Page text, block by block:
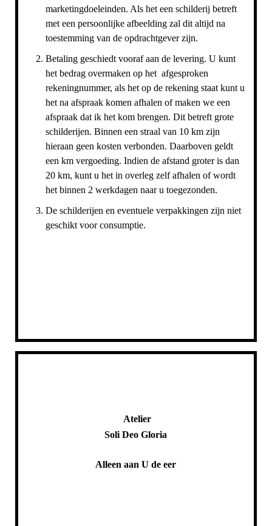
marketingdoeleinden. Als het een schilderij betreft
met een persoonlijke afbeelding zal dit altijd na
toestemming van de opdrachtgever zijn.
Betaling geschiedt vooraf aan de levering. U kunt
het bedrag overmaken op het afgesproken
rekeningnummer, als het op de rekening staat kunt u
het na afspraak komen afhalen of maken we een
afspraak dat ik het kom brengen. Dit betreft grote
schilderijen. Binnen een straal van 10 km zijn
hieraan geen kosten verbonden. Daarboven geldt
een km vergoeding. Indien de afstand groter is dan
20 km, kunt u het in overleg zelf afhalen of wordt
het binnen 2 werkdagen naar u toegezonden.
De schilderijen en eventuele verpakkingen zijn niet
geschikt voor consumptie.
Atelier
Soli Deo Gloria
Alleen aan U de eer